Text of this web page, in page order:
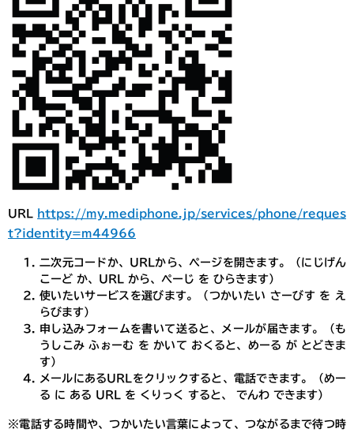
URL https://my.mediphone.jp/services/phone/reques
t?identity=m44966
​二次元コードか、URLから、ページを開きます。（にじげん
こーど か、URL から、ぺーじ を ひらきます）
使いたいサービスを選びます。（つかいたい さーびす を え
らびます）
申し込みフォームを書いて送ると、メールが届きます。（も
うしこみ ふぉーむ を かいて おくると、めーる が とどきま
す）
メールにあるURLをクリックすると、電話できます。（めー
る に ある URL を くりっく すると、 でんわ できます）
※電話する時間や、つかいたい言葉によって、つながるまで待つ時